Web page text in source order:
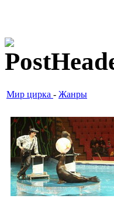
Мир цирка - Жанры